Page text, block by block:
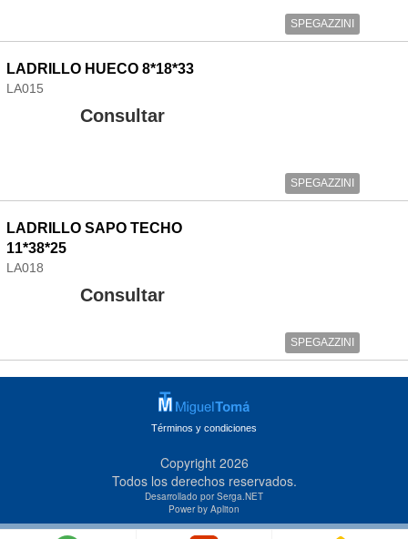
SPEGAZZINI
SPEGAZZINI
LADRILLO HUECO 8*18*33
LA015
Consultar
SPEGAZZINI
LADRILLO SAPO TECHO
11*38*25
LA018
Consultar
Términos y condiciones
Copyright 2026
Todos los derechos reservados.
Desarrollado por Serga.NET
Power by Apliton